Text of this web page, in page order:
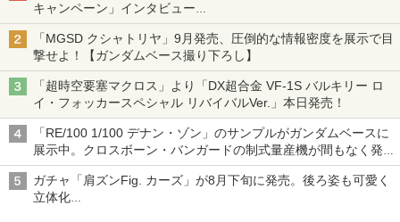
キャンペーン」インタビュー
子どもが楽しめるかっぱ寿司ならではの体験とコラボの楽しさを
追求
「MGSD クシャトリヤ」9月発売、圧倒的な情報密度を展示で目
撃せよ！【ガンダムベース撮り下ろし】
「超時空要塞マクロス」より「DX超合金 VF-1S バルキリー ロ
イ・フォッカースペシャル リバイバルVer.」本日発売！
「RE/100 1/100 デナン・ゾン」のサンプルがガンダムベースに
展示中。クロスボーン・バンガードの制式量産機が間もなく発送
【ガンダムベース撮り下ろし】
ガチャ「肩ズンFig. カーズ」が8月下旬に発売。後ろ姿も可愛く
立体化